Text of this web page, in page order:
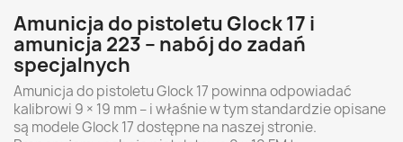
Amunicja do pistoletu Glock 17 i
amunicja 223 – nabój do zadań
specjalnych
Amunicja do pistoletu Glock 17 powinna odpowiadać
kalibrowi 9 × 19 mm – i właśnie w tym standardzie opisane
są modele Glock 17 dostępne na naszej stronie.